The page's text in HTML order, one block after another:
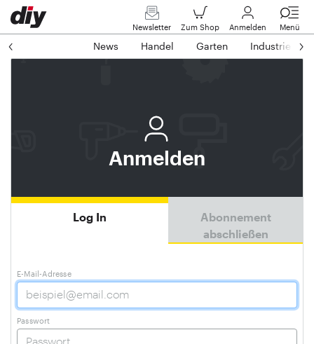
Newsletter Zum Shop Anmelden Menü
News Handel Garten Industrie
Anmelden
Log In
Abonnement
abschließen
E-Mail-Adresse
Passwort